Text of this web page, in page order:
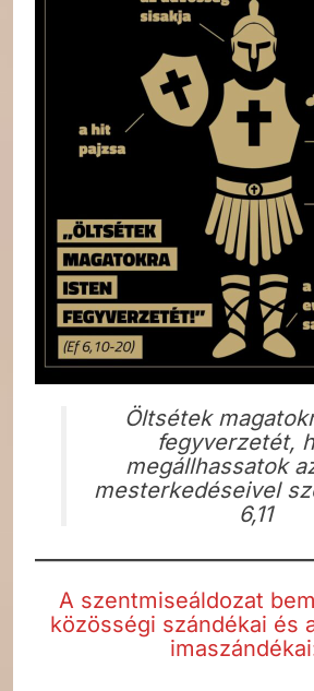
Öltsétek
fegyverzetét,
megállhassatok
mesterkedéseivel
6,11
A szentmiseáldozat
közösségi szándékai és